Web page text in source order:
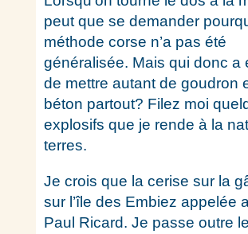
peut que se demander
méthode corse n’a pas été
généralisée. Mais qui donc a
de mettre autant de goudron
béton partout? Filez moi
explosifs que je rende à la
terres.
Je crois que la cerise sur la
sur l’île des Embiez appelée
Paul Ricard. Je passe outre